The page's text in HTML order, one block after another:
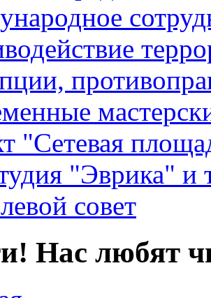
"Сетевая
"Эврика" и
совет
Нас любят